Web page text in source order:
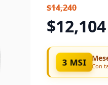
$14,240
$12,104
3 MSI Con